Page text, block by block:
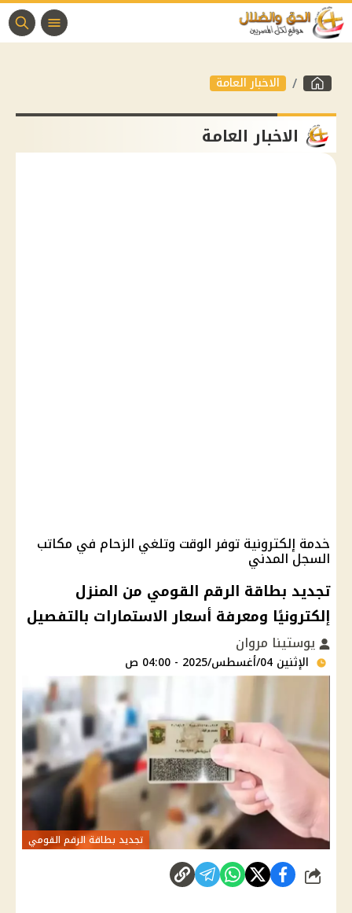
الاخبار العامة
الاخبار العامة
خدمة إلكترونية توفر الوقت وتلغي الزحام في مكاتب
السجل المدني
تجديد بطاقة الرقم القومي من المنزل
إلكترونيًا ومعرفة أسعار الاستمارات بالتفصيل
يوستينا مروان
الإثنين 04/أغسطس/2025 - 04:00 ص
تجديد بطاقة الرقم القومي
شارك